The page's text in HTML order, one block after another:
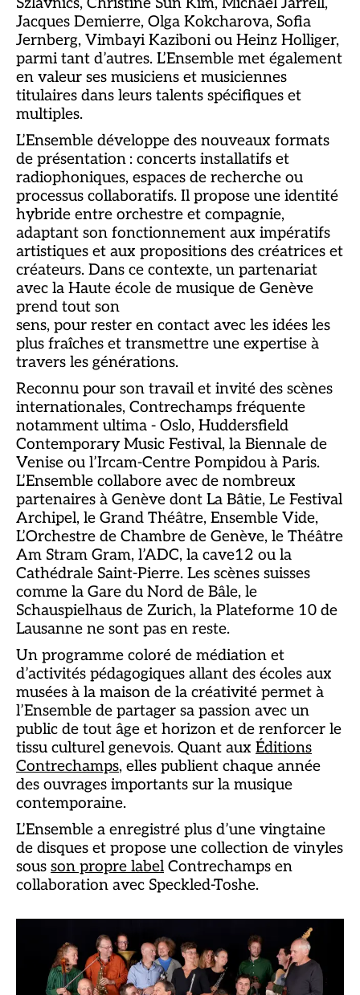
Jacques Demierre, Olga Kokcharova, Sofia
Jernberg, Vimbayi Kaziboni ou Heinz Holliger,
parmi tant d’autres. L’Ensemble met également
en valeur ses musiciens et musiciennes
titulaires dans leurs talents spécifiques et
multiples.
L’Ensemble développe des nouveaux formats
de présentation : concerts installatifs et
radiophoniques, espaces de recherche ou
processus collaboratifs. Il propose une identité
hybride entre orchestre et compagnie,
adaptant son fonctionnement aux impératifs
artistiques et aux propositions des créatrices et
créateurs. Dans ce contexte, un partenariat
avec la Haute école de musique de Genève
prend tout son
sens, pour rester en contact avec les idées les
plus fraîches et transmettre une expertise à
travers les générations.
Reconnu pour son travail et invité des scènes
internationales, Contrechamps fréquente
notamment ultima - Oslo, Huddersfield
Contemporary Music Festival, la Biennale de
Venise ou l’Ircam-Centre Pompidou à Paris.
L’Ensemble collabore avec de nombreux
partenaires à Genève dont La Bâtie, Le Festival
Archipel, le Grand Théâtre, Ensemble Vide,
L’Orchestre de Chambre de Genève, le Théâtre
Am Stram Gram, l’ADC, la cave12 ou la
Cathédrale Saint-Pierre. Les scènes suisses
comme la Gare du Nord de Bâle, le
Schauspielhaus de Zurich, la Plateforme 10 de
Lausanne ne sont pas en reste.
Un programme coloré de médiation et
d’activités pédagogiques allant des écoles aux
musées à la maison de la créativité permet à
l’Ensemble de partager sa passion avec un
public de tout âge et horizon et de renforcer le
tissu culturel genevois. Quant aux Éditions
Contrechamps, elles publient chaque année
des ouvrages importants sur la musique
contemporaine.
L’Ensemble a enregistré plus d’une vingtaine
de disques et propose une collection de vinyles
sous son propre label Contrechamps en
collaboration avec Speckled-Toshe.